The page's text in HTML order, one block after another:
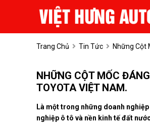
Trang Chủ Tin Tức Những Cột
NHỮNG CỘT MỐC
TOYOTA VIỆT NAM.
Là một trong những doanh
nghiệp ô tô và nền kinh tế đất